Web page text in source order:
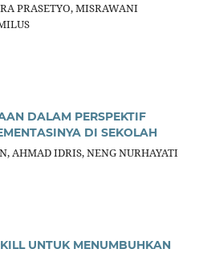
PRASETYO, MISRAWANI
DALAM PERSPEKTIF
DI SEKOLAH
AHMAD IDRIS, NENG NURHAYATI
UNTUK MENUMBUHKAN